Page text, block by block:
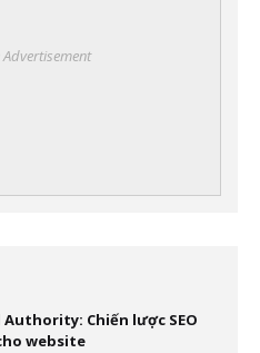
Advertisement
Chiến lược SEO
website